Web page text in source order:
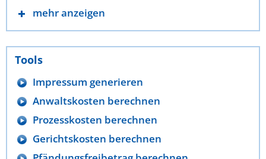
mehr anzeigen
Tools
Impressum generieren
Anwaltskosten berechnen
Prozesskosten berechnen
Gerichtskosten berechnen